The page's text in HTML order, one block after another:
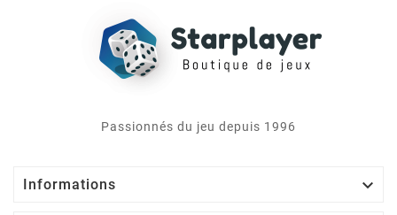
Passionnés du jeu depuis 1996
Informations 